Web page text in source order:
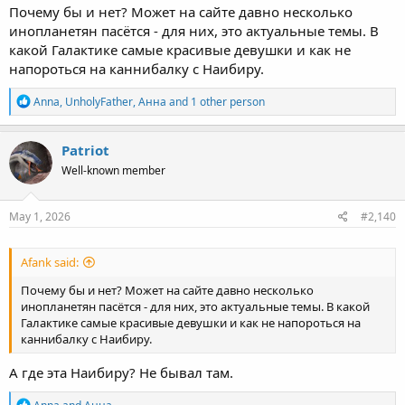
. . . . . . . . . . . . . . . . . . . . . . . . . . . . . . . . . . . . . . . . . . . .
чую
что к 200 странице
фотографии зелёных орчих и огров ; четырехсисех тёть , и
спорить кто круче они или дамы с одной грудью как у
цыклопа.
мм.. Позовите меня ближе к 198 странице плизз
Почему бы и нет? Может на сайте давно несколько
инопланетян пасётся - для них, это актуальные темы. В
какой Галактике самые красивые девушки и как не
напороться на каннибалку с Наибиру.
R
e
a
c
t
i
o
n
s
Anna, UnholyFather,Анна and 1 other person
Patriot
Well-known member
May 1, 2026 #2,140
Afank said:
Почему бы и нет? Может на сайте давно несколько
инопланетян пасётся - для них, это актуальные темы. В какой
Галактике самые красивые девушки и как не напороться на
каннибалку с Наибиру.
А где эта Наибиру? Не бывал там.